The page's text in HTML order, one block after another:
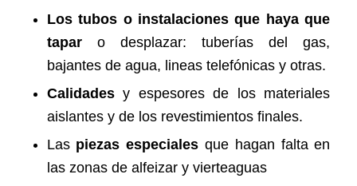
Los tubos o instalaciones que haya que
taparo desplazar: tuberías del gas,
bajantes de agua, lineas telefónicas y otras.
Calidadesy espesores de los materiales
aislantes y de los revestimientos finales.
Las piezas especiales que hagan falta en
las zonas de alfeizar y vierteaguas